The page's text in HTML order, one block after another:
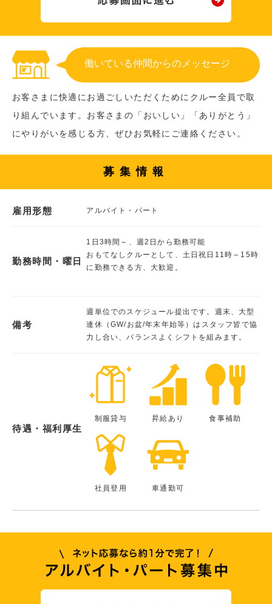
働いている仲間からのメッセージ
お客さまに快適にお過ごしいただくためにクルー全員で取
り組んでいます。お客さまの「おいしい」「ありがとう」
にやりがいを感じる方、ぜひお気軽にご連絡ください。
募集情報
雇用形態 アルバイト・パート
勤務時間・曜日
1日3時間～、週2日から勤務可能
おもてなしクルーとして、土日祝日11時～15時
に勤務できる方、大歓迎。
備考
週単位でのスケジュール提出です。週末、大型
連休（GW/お盆/年末年始等）はスタッフ皆で協
力し合い、バランスよくシフトを組みます。
待遇・福利厚生
制服貸与 昇給あり 食事補助
社員登用 車通勤可